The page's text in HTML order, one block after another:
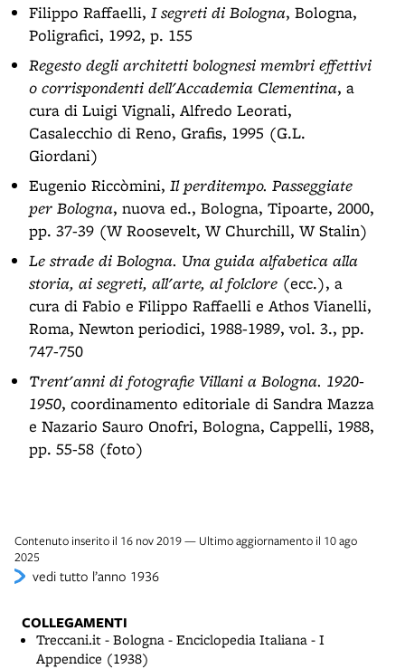
Filippo Raffaelli, I segreti di Bologna, Bologna,
Poligrafici, 1992, p. 155
Regesto degli architetti bolognesi membri effettivi
o corrispondenti dell'Accademia Clementina, a
cura di Luigi Vignali, Alfredo Leorati,
Casalecchio di Reno, Grafis, 1995 (G.L.
Giordani)
Eugenio Riccòmini, Il perditempo. Passeggiate
per Bologna, nuova ed., Bologna, Tipoarte, 2000,
pp. 37-39 (W Roosevelt, W Churchill, W Stalin)
Le strade di Bologna. Una guida alfabetica alla
storia, ai segreti, all'arte, al folclore (ecc.), a
cura di Fabio e Filippo Raffaelli e Athos Vianelli,
Roma, Newton periodici, 1988-1989, vol. 3., pp.
747-750
Trent'anni di fotografie Villani a Bologna. 1920-
1950, coordinamento editoriale di Sandra Mazza
e Nazario Sauro Onofri, Bologna, Cappelli, 1988,
pp. 55-58 (foto)
Contenuto inserito il 16 nov 2019 — Ultimo aggiornamento il 10 ago
2025
vedi tutto l’anno 1936
COLLEGAMENTI
Treccani.it - Bologna - Enciclopedia Italiana - I
Appendice (1938)